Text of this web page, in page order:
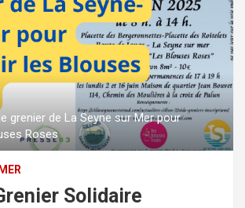
grenier de La Seyne sur Mer pour
Roses
Solidaire